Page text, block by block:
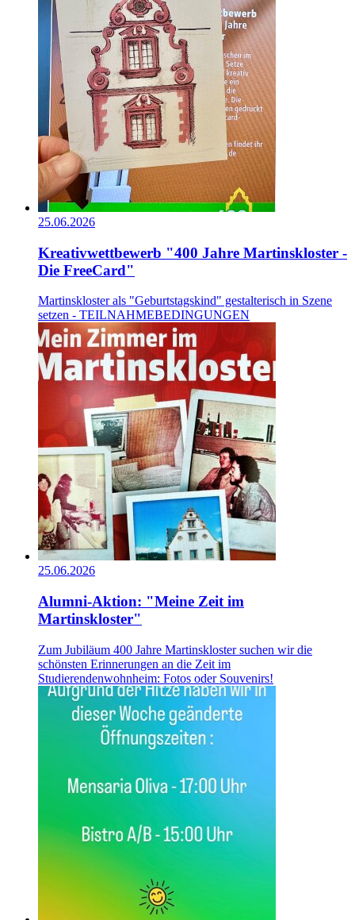
25.06.2026
Kreativwettbewerb "400 Jahre Martinskloster -
Die FreeCard"
Martinskloster als "Geburtstagskind" gestalterisch in Szene
setzen - TEILNAHMEBEDINGUNGEN
25.06.2026
Alumni-Aktion: "Meine Zeit im
Martinskloster"
Zum Jubiläum 400 Jahre Martinskloster suchen wir die
schönsten Erinnerungen an die Zeit im
Studierendenwohnheim: Fotos oder Souvenirs!